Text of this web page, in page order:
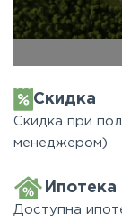
Скидка
Скидка при
менеджером)
Ипотека
Доступна